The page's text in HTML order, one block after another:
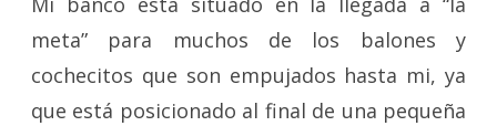
meta” para muchos de los balones y
cochecitos que son empujados hasta mi, ya
que está posicionado al final de una pequeña